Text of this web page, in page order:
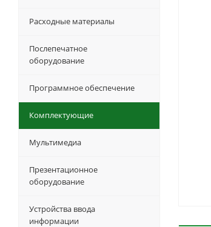
Расходные материалы
Послепечатное
оборудование
Программное обеспечение
Комплектующие
Мультимедиа
Презентационное
оборудование
Устройства ввода
информации